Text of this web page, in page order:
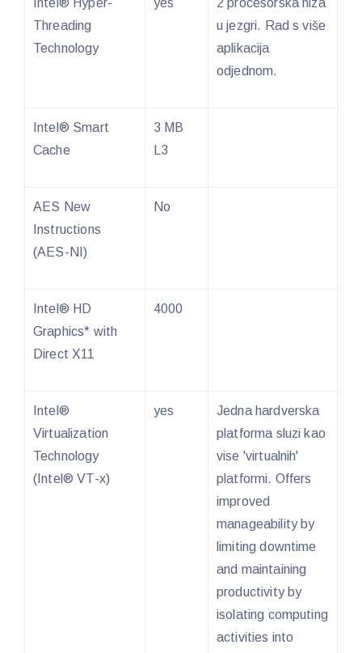
Threading
Technology
u jezgri. Rad s više
aplikacija
odjednom.
Intel® Smart
Cache
3 MB
L3
AES New
Instructions
(AES-NI)
No
Intel® HD
Graphics* with
Direct X11
4000
Intel®
Virtualization
Technology
(Intel® VT-x)
yes
Jedna hardverska
platforma sluzi kao
vise 'virtualnih'
platformi. Offers
improved
manageability by
limiting downtime
and maintaining
productivity by
isolating computing
activities into